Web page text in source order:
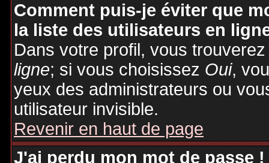
Comment puis-je éviter que
la liste des utilisateurs en
Dans votre profil, vous
ligne; si vous choisissezOui,
yeux des administrateurs ou
utilisateur invisible.
Revenir en haut de page
J'ai perdu mon mot de passe !